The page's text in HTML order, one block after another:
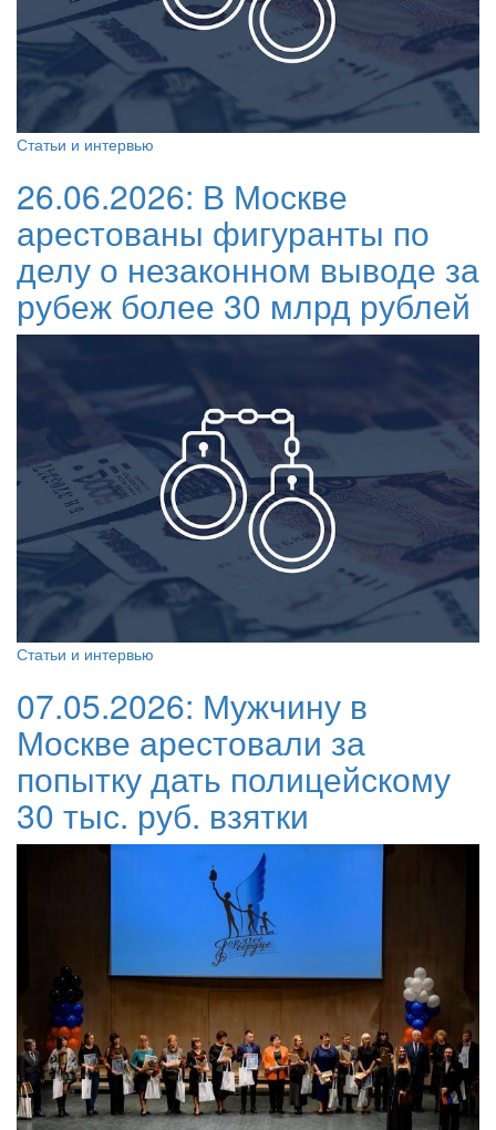
Статьи и интервью
26.06.2026: В Москве
арестованы фигуранты по
делу о незаконном выводе за
рубеж более 30 млрд рублей
Статьи и интервью
07.05.2026: Мужчину в
Москве арестовали за
попытку дать полицейскому
30 тыс. руб. взятки